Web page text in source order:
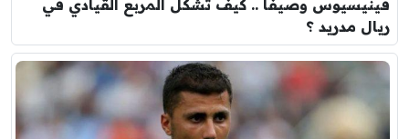
فينيسيوس وصيفًا .. كيف تشكل المربع القيادي في
ريال مدريد ؟